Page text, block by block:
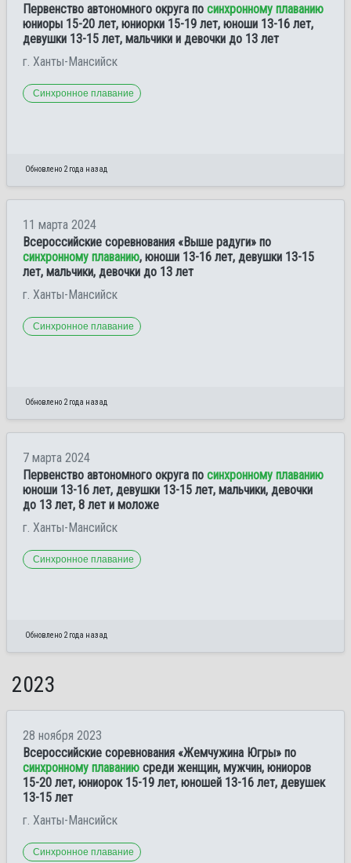
Первенство автономного округа по синхронному плаванию
юниоры 15-20 лет, юниорки 15-19 лет, юноши 13-16 лет,
девушки 13-15 лет, мальчики и девочки до 13 лет
г. Ханты-Мансийск
Синхронное плавание
Обновлено 2 года назад
11 марта 2024
Всероссийские соревнования «Выше радуги» по
синхронному плаванию, юноши 13-16 лет, девушки 13-15
лет, мальчики, девочки до 13 лет
г. Ханты-Мансийск
Синхронное плавание
Обновлено 2 года назад
7 марта 2024
Первенство автономного округа по синхронному плаванию
юноши 13-16 лет, девушки 13-15 лет, мальчики, девочки
до 13 лет, 8 лет и моложе
г. Ханты-Мансийск
Синхронное плавание
Обновлено 2 года назад
2023
28 ноября 2023
Всероссийские соревнования «Жемчужина Югры» по
синхронному плаванию среди женщин, мужчин, юниоров
15-20 лет, юниорок 15-19 лет, юношей 13-16 лет, девушек
13-15 лет
г. Ханты-Мансийск
Синхронное плавание